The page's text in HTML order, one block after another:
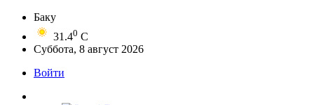
Баку
31.40 C
Суббота, 8 август 2026
Войти